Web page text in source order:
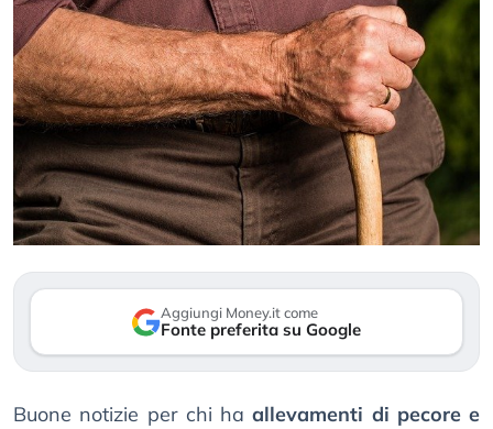
Aggiungi Money.it come
Fonte preferita su Google
Buone notizie per chi haallevamenti di pecore e